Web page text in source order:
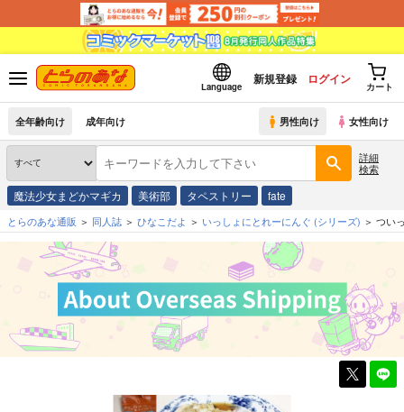
Language
新規登録 ログイン
カート
全年齢向け 成年向け 男性向け 女性向け
詳細
検索
魔法少女まどかマギカ 美術部 タペストリー fate
とらのあな通販 同人誌 ひなこだよ いっしょにとれーにんぐ (シリーズ) つい